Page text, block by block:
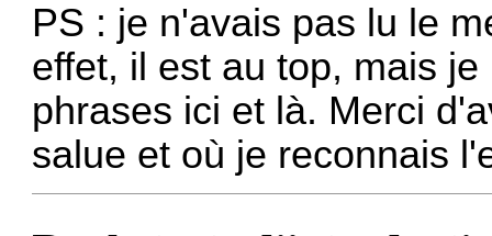
PS : je n'avais pas lu le
effet, il est au top, mais
phrases ici et là. Merci
salue et où je reconnais